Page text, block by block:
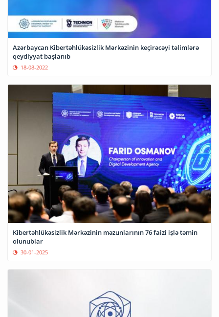
Azərbaycan Kibertəhlükəsizlik Mərkəzinin keçirəcəyi təlimlərə
qeydiyyat başlanıb
18-08-2022
Kibertəhlükəsizlik Mərkəzinin məzunlarının 76 faizi işlə təmin
olunublar
30-01-2025